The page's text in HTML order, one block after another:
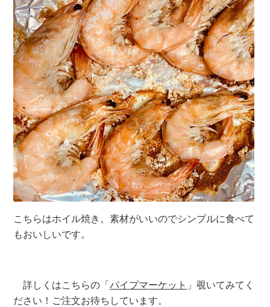
こちらはホイル焼き。素材がいいのでシンプルに食べて
もおいしいです。
詳しくはこちらの「パイプマーケット 」覗いてみてく
ださい！ご注文お待ちしています。